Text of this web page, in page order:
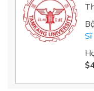
Sĩ